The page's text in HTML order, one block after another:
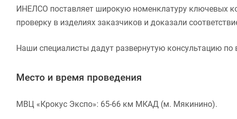
ИНЕЛСО поставляет широкую номенклатуру ключевых
проверку в изделиях заказчиков и доказали
Наши специалисты дадут развернутую консультацию по
Место и время проведения
МВЦ «Крокус Экспо»: 65-66 км МКАД (м. Мякинино).